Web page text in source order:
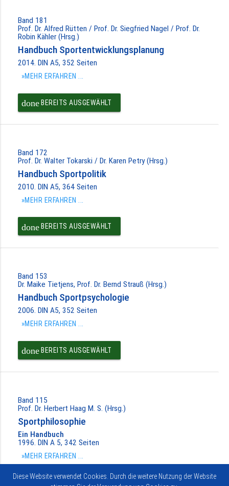
Band 181
Prof. Dr. Alfred Rütten / Prof. Dr. Siegfried Nagel / Prof. Dr.
Robin Kähler (Hrsg.)
Handbuch Sportentwicklungsplanung
2014. DIN A5, 352 Seiten
»MEHR ERFAHREN ...
doneBEREITS AUSGEWÄHLT
Band 172
Prof. Dr. Walter Tokarski / Dr. Karen Petry (Hrsg.)
Handbuch Sportpolitik
2010. DIN A5, 364 Seiten
»MEHR ERFAHREN ...
doneBEREITS AUSGEWÄHLT
Band 153
Dr. Maike Tietjens, Prof. Dr. Bernd Strauß (Hrsg.)
Handbuch Sportpsychologie
2006. DIN A5, 352 Seiten
»MEHR ERFAHREN ...
doneBEREITS AUSGEWÄHLT
Band 115
Prof. Dr. Herbert Haag M. S. (Hrsg.)
Sportphilosophie
Ein Handbuch
1996. DIN A 5, 342 Seiten
»MEHR ERFAHREN ...
BEREITS AUSGEWÄHLT
Diese Website verwendet Cookies. Durch die weitere Nutzung der Website